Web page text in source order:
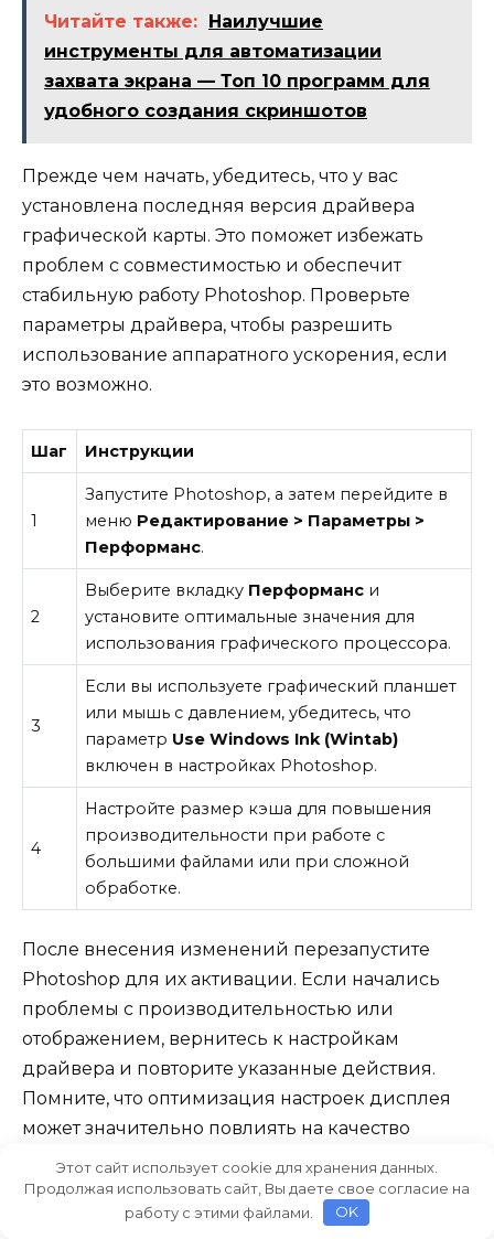
Читайте также: Наилучшие
инструменты для автоматизации
захвата экрана — Топ 10 программ для
удобного создания скриншотов
Прежде чем начать, убедитесь, что у вас
установлена последняя версия драйвера
графической карты. Это поможет избежать
проблем с совместимостью и обеспечит
стабильную работу Photoshop. Проверьте
параметры драйвера, чтобы разрешить
использование аппаратного ускорения, если
это возможно.
Шаг Инструкции
1
Запустите Photoshop, а затем перейдите в
меню Редактирование > Параметры >
Перформанс.
2
Выберите вкладку Перформанс и
установите оптимальные значения для
использования графического процессора.
3
Если вы используете графический планшет
или мышь с давлением, убедитесь, что
параметр Use Windows Ink (Wintab)
включен в настройках Photoshop.
4
Настройте размер кэша для повышения
производительности при работе с
большими файлами или при сложной
обработке.
После внесения изменений перезапустите
Photoshop для их активации. Если начались
проблемы с производительностью или
отображением, вернитесь к настройкам
драйвера и повторите указанные действия.
Помните, что оптимизация настроек дисплея
может значительно повлиять на качество
работы и удобство использования Photoshop.
Этот сайт использует cookie для хранения данных.
Продолжая использовать сайт, Вы даете свое согласие на
работу с этими файлами.
OK